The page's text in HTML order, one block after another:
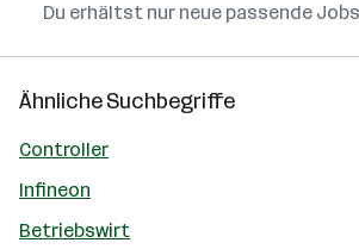
Du erhältst nur neue passende
Ähnliche Suchbegriffe
Controller
Infineon
Betriebswirt